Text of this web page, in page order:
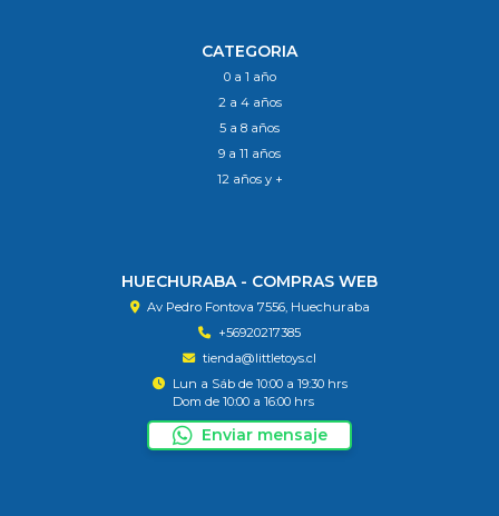
CATEGORIA
0 a 1 año
2 a 4 años
5 a 8 años
9 a 11 años
12 años y +
HUECHURABA - COMPRAS WEB
Av Pedro Fontova 7556, Huechuraba
+56920217385
tienda@littletoys.cl
Lun a Sáb de 10:00 a 19:30 hrs
Dom de 10:00 a 16:00 hrs
Enviar mensaje